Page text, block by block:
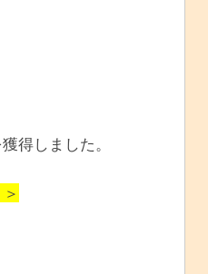
得しました。